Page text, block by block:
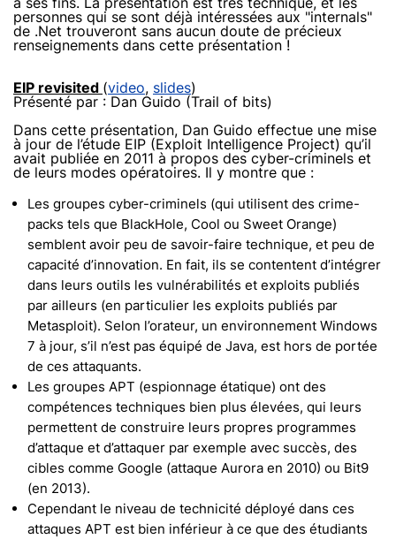
personnes qui se sont déjà intéressées aux "internals"
de .Net trouveront sans aucun doute de précieux
renseignements dans cette présentation !
EIP revisited (video, slides)
Présenté par : Dan Guido (Trail of bits)
Dans cette présentation, Dan Guido effectue une mise
à jour de l’étude EIP (Exploit Intelligence Project) qu’il
avait publiée en 2011 à propos des cyber-criminels et
de leurs modes opératoires. Il y montre que :
Les groupes cyber-criminels (qui utilisent des crime-
packs tels que BlackHole, Cool ou Sweet Orange)
semblent avoir peu de savoir-faire technique, et peu de
capacité d’innovation. En fait, ils se contentent d’intégrer
dans leurs outils les vulnérabilités et exploits publiés
par ailleurs (en particulier les exploits publiés par
Metasploit). Selon l’orateur, un environnement Windows
7 à jour, s’il n’est pas équipé de Java, est hors de portée
de ces attaquants.
Les groupes APT (espionnage étatique) ont des
compétences techniques bien plus élevées, qui leurs
permettent de construire leurs propres programmes
d’attaque et d’attaquer par exemple avec succès, des
cibles comme Google (attaque Aurora en 2010) ou Bit9
(en 2013).
Cependant le niveau de technicité déployé dans ces
attaques APT est bien inférieur à ce que des étudiants